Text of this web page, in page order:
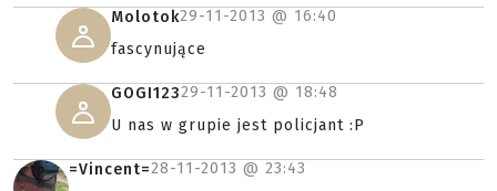
Molotok29-11-2013 @ 16:40
fascynujące
GOGI12329-11-2013 @ 18:48
U nas w grupie jest policjant :P
=Vincent=28-11-2013 @ 23:43